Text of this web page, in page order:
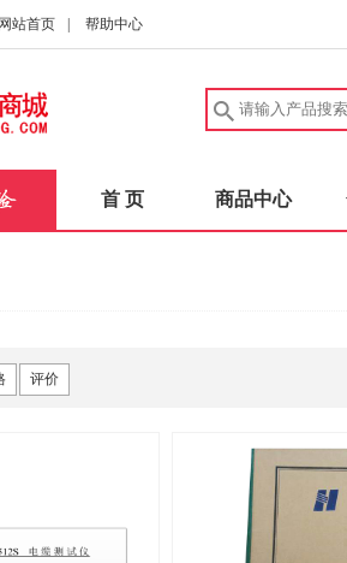
网站首页 帮助中心
首 页 商品中心
评价